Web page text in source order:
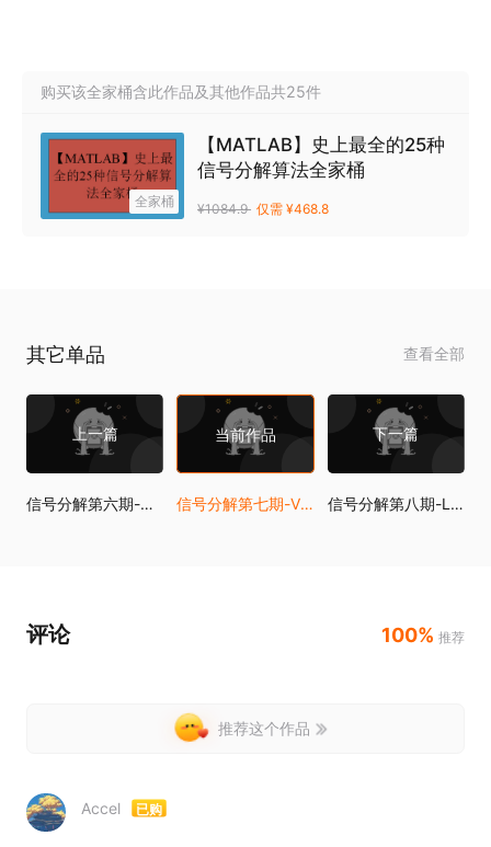
购买该全家桶含此作品及其他作品共25件
全家桶
【MATLAB】史上最全的25种
信号分解算法全家桶
¥1084.9 仅需 ¥468.8
其它单品 查看全部
上一篇
信号分解第六期-小波分解
当前作品
信号分解第七期-VMD分解
下一篇
信号分解第八期-LMD分解
评论 100%推荐
推荐这个作品
Accel 已购